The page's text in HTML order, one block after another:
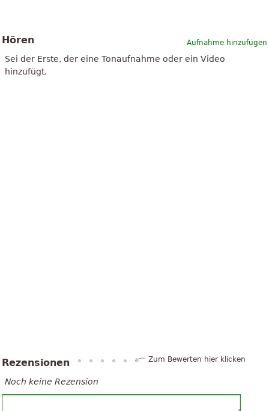
Aufnahme hinzufügen
Hören
Sei der Erste, der eine Tonaufnahme oder ein Video
hinzufügt.
Rezensionen Zum Bewerten hier klicken
Noch keine Rezension